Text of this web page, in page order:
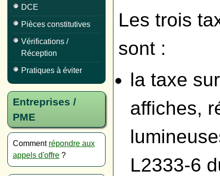
DCE
Pièces constitutives
Vérifications /
Réception
Pratiques à éviter
Entreprises /
PME
Comment répondre aux
appels d'offre ?
Les trois
sont :
la taxe
affiches,
L2333-6